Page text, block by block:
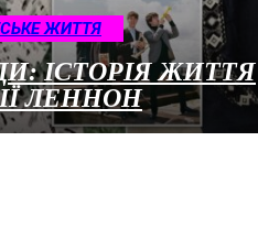
ЖИТТЯ
ІСТОРІЯ ЖИТТЯ
ЛЕННОН